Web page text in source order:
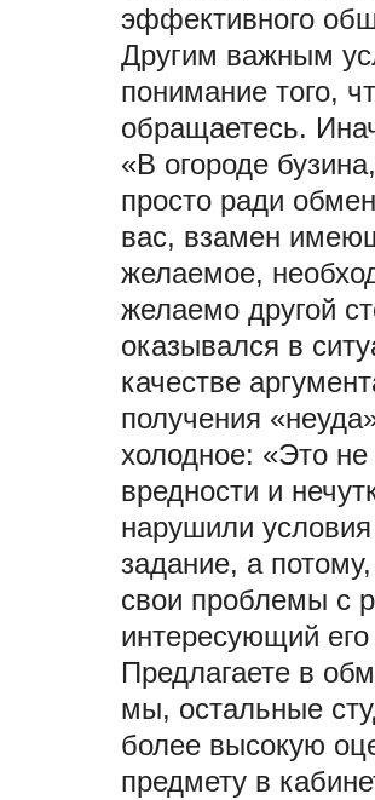
эффективного
Другим важным
понимание того,
обращаетесь.
«В огороде
просто ради
вас, взамен
желаемое,
желаемо другой
оказывался в
качестве
получения
холодное: «Это
вредности и
нарушили
задание, а
свои проблемы с
интересующий
Предлагаете в
мы, остальные
более высокую
предмету в